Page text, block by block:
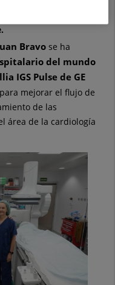
Bravo se ha
del mundo
IGS Pulse de GE
mejorar el flujo de
de las
área de la cardiología